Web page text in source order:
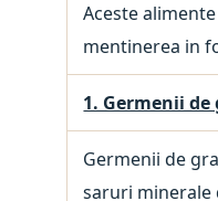
Aceste
mentinerea in
1. Germenii de
Germenii de
saruri minerale